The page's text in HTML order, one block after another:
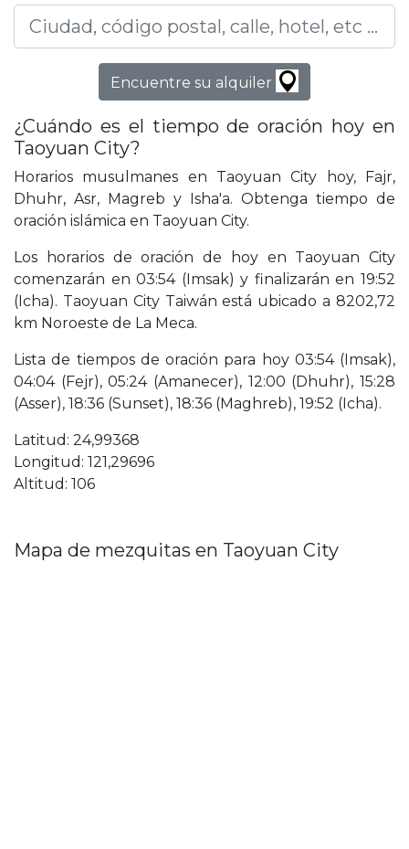
Encuentre su alquiler
¿Cuándo es el tiempo de oración hoy en
Taoyuan City?
Horarios musulmanes en Taoyuan City hoy, Fajr,
Dhuhr, Asr, Magreb y Isha'a. Obtenga tiempo de
oración islámica en Taoyuan City.
Los horarios de oración de hoy en Taoyuan City
comenzarán en 03:54 (Imsak) y finalizarán en 19:52
(Icha). Taoyuan City Taiwán está ubicado a 8202,72
km Noroeste de La Meca.
Lista de tiempos de oración para hoy 03:54 (Imsak),
04:04 (Fejr), 05:24 (Amanecer), 12:00 (Dhuhr), 15:28
(Asser), 18:36 (Sunset), 18:36 (Maghreb), 19:52 (Icha).
Latitud: 24,99368
Longitud: 121,29696
Altitud: 106
Mapa de mezquitas en Taoyuan City